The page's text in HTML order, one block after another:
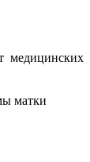
медицинских
матки